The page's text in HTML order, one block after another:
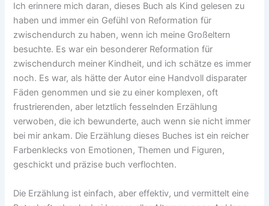
Ich erinnere mich daran, dieses Buch als Kind gelesen zu
haben und immer ein Gefühl von Reformation für
zwischendurch zu haben, wenn ich meine Großeltern
besuchte. Es war ein besonderer Reformation für
zwischendurch meiner Kindheit, und ich schätze es immer
noch. Es war, als hätte der Autor eine Handvoll disparater
Fäden genommen und sie zu einer komplexen, oft
frustrierenden, aber letztlich fesselnden Erzählung
verwoben, die ich bewunderte, auch wenn sie nicht immer
bei mir ankam. Die Erzählung dieses Buches ist ein reicher
Farbenklecks von Emotionen, Themen und Figuren,
geschickt und präzise buch verflochten.
Die Erzählung ist einfach, aber effektiv, und vermittelt eine